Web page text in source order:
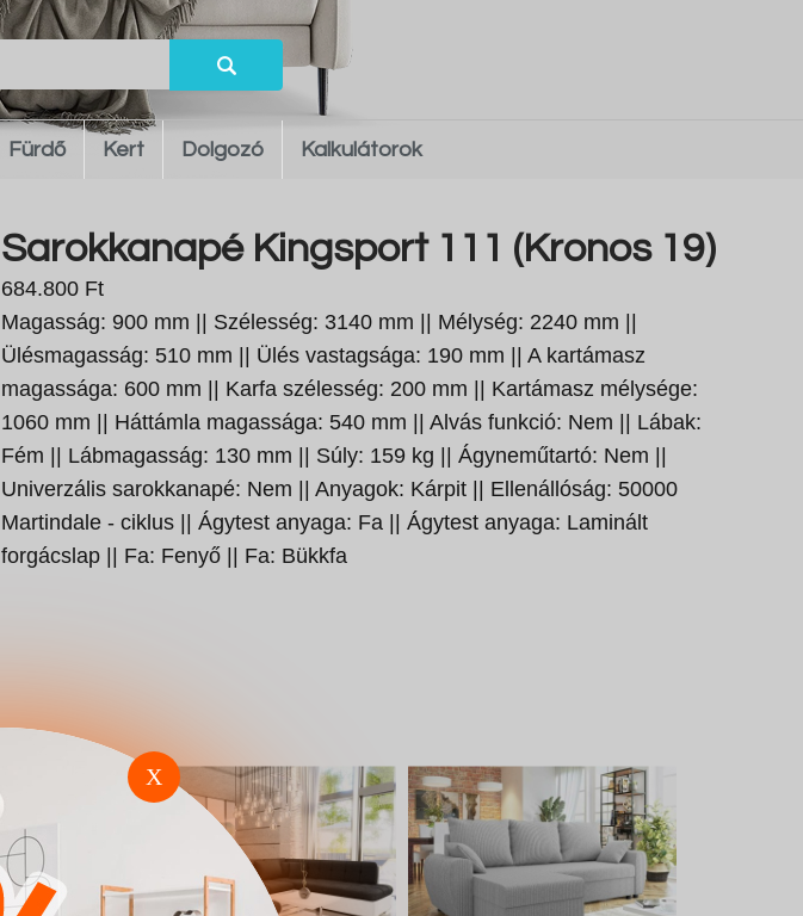
Fürdő Kert Dolgozó Kalkulátorok
Sarokkanapé Kingsport 111 (Kronos 19)
684.800 Ft
Magasság: 900 mm || Szélesség: 3140 mm || Mélység: 2240 mm ||
Ülésmagasság: 510 mm || Ülés vastagsága: 190 mm || A kartámasz
magassága: 600 mm || Karfa szélesség: 200 mm || Kartámasz mélysége:
1060 mm || Háttámla magassága: 540 mm || Alvás funkció: Nem || Lábak:
Fém || Lábmagasság: 130 mm || Súly: 159 kg || Ágyneműtartó: Nem ||
Univerzális sarokkanapé: Nem || Anyagok: Kárpit || Ellenállóság: 50000
Martindale - ciklus || Ágytest anyaga: Fa || Ágytest anyaga: Laminált
forgácslap || Fa: Fenyő || Fa: Bükkfa
X